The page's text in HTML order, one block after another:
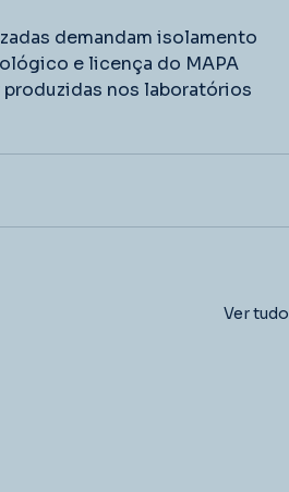
demandam isolamento
e licença do MAPA
produzidas nos laboratórios
Ver tudo